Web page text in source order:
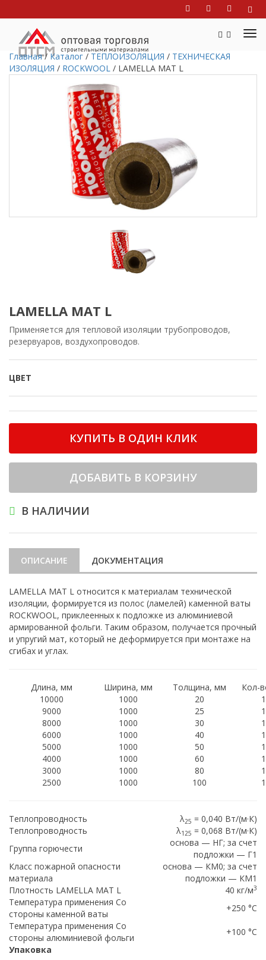
Главная /Каталог / ТЕПЛОИЗОЛЯЦИЯ / ТЕХНИЧЕСКАЯ
ИЗОЛЯЦИЯ / ROCKWOOL / LAMELLA MAT L
LAMELLA MAT L
Применяется для тепловой изоляции трубопроводов,
резервуаров, воздухопроводов.
ЦВЕТ
КУПИТЬ В ОДИН КЛИК
ДОБАВИТЬ В КОРЗИНУ
В НАЛИЧИИ
ОПИСАНИЕ ДОКУМЕНТАЦИЯ
LAMELLA MAT L относится к материалам технической
изоляции, формируется из полос (ламелей) каменной ваты
ROCKWOOL, приклеенных к подложке из алюминиевой
армированной фольги. Таким образом, получается прочный
и упругий мат, который не деформируется при монтаже на
сгибах и углах.
Длина, мм Ширина, мм Толщина, мм
Кол-
10000
1000 20
1
9000
1000 25
1
8000
1000 30
1
6000
1000 40
1
5000
1000 50
1
4000
1000 60
1
3000
1000 80
1
2500
1000 100 1
Теплопроводность λ25 = 0,040 Вт/(м·К)
Теплопроводность
λ125 = 0,068 Вт/(м·К)
Группа горючести
основа — НГ; за счет
подложки — Г1
Класс пожарной опасности
материала
основа — КМ0; за счет
подложки — КМ1
Плотность LAMELLA MAT L
40 кг/м3
Температура применения Со
стороны каменной ваты
+250 °С
Температура применения Со
стороны алюминиевой фольги
+100 °С
Упаковка